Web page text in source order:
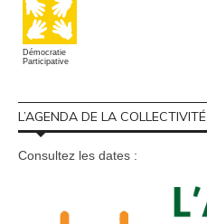
Démocratie
Participative
L’AGENDA DE LA COLLECTIVITÉ
Consultez les dates :